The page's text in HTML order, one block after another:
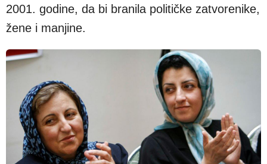
2001. godine, da bi branila političke zatvorenike,
žene i manjine.